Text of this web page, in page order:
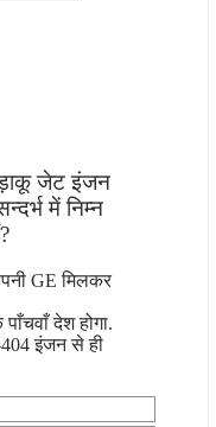
जेट इंजन
में निम्न
GE मिलकर
देश होगा.
इंजन से ही